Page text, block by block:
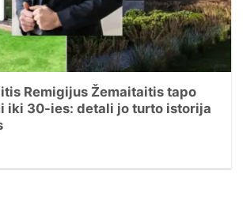
Remigijus Žemaitaitis tapo
iki 30-ies: detali jo turto istorija